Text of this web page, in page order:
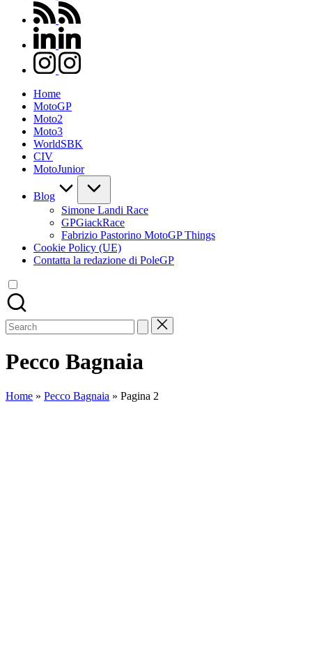
rss.com
linkedin.com
instagram.com
Home
MotoGP
Moto2
Moto3
WorldSBK
CIV
MotoJunior
Blog
Simone Landi Race
GPGiackRace
Fabrizio Pastorino MotoGP Things
Cookie Policy (UE)
Contatta la redazione di PoleGP
Search
for:
Pecco Bagnaia
Home » Pecco Bagnaia » Pagina 2